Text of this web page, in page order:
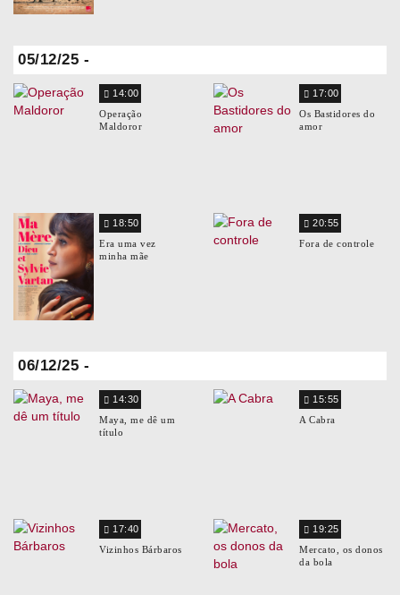
05/12/25 -
14:00
Operação
Maldoror
17:00
Os Bastidores do
amor
18:50
Era uma vez
minha mãe
20:55
Fora de controle
06/12/25 -
14:30
Maya, me dê um
título
15:55
A Cabra
17:40
Vizinhos Bárbaros
19:25
Mercato, os donos
da bola